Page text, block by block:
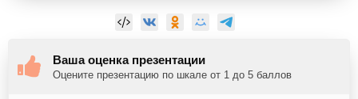
Ваша оценка презентации
Оцените презентацию по шкале от 1 до 5 баллов